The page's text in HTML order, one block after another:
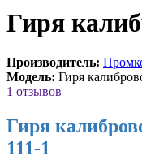
Гиря
Производитель:
Модель: Гиря
1 отзывов
Гиря
111-1